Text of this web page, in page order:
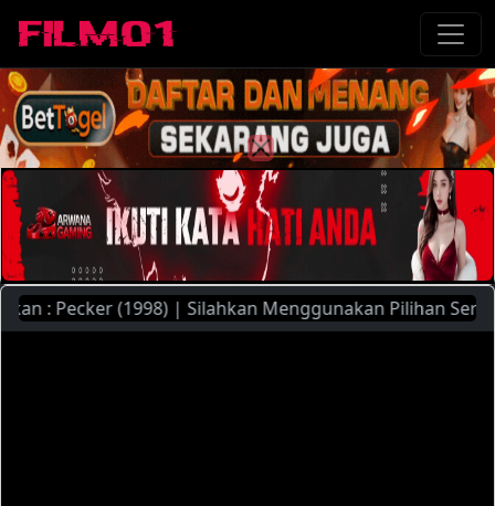
: Pecker (1998) | Silahkan Menggunakan Pilihan